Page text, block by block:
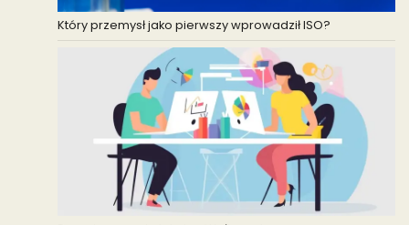
Który przemysł jako pierwszy wprowadził ISO?